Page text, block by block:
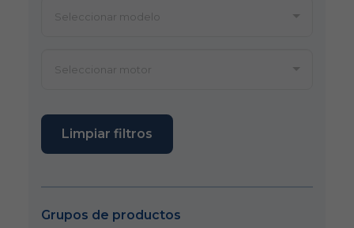
Limpiar filtros
Grupos de productos